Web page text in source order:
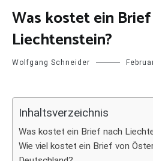
Was kostet ein
Liechtenstein?
Wolfgang Schneider
Inhaltsverzeichnis
Was kostet ein Brief nach
Wie viel kostet ein Brief von